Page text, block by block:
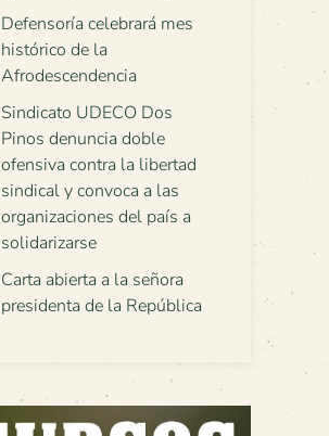
Defensoría celebrará mes
histórico de la
Afrodescendencia
Sindicato UDECO Dos
Pinos denuncia doble
ofensiva contra la libertad
sindical y convoca a las
organizaciones del país a
solidarizarse
Carta abierta a la señora
presidenta de la República